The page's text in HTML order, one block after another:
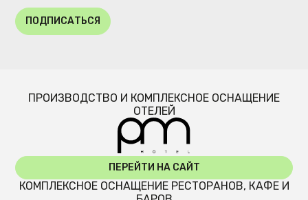
ПОДПИСАТЬСЯ
ПРОИЗВОДСТВО И КОМПЛЕКСНОЕ ОСНАЩЕНИЕ
ОТЕЛЕЙ
ПЕРЕЙТИ НА САЙТ
КОМПЛЕКСНОЕ ОСНАЩЕНИЕ РЕСТОРАНОВ, КАФЕ И